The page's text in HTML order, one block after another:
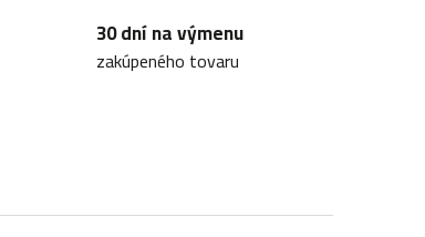
30 dní na výmenu
zakúpeného tovaru